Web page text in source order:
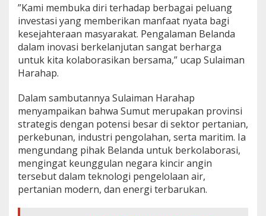
a
n
,
T
e
k
k
a
n
P
e
r
k
u
a
t
​”Kami membuka diri terhadap berbagai peluang
investasi yang memberikan manfaat nyata bagi
kesejahteraan masyarakat. Pengalaman Belanda
dalam inovasi berkelanjutan sangat berharga
untuk kita kolaborasikan bersama,” ucap Sulaiman
Harahap.
Dalam sambutannya Sulaiman Harahap
menyampaikan bahwa Sumut merupakan provinsi
strategis dengan potensi besar di sektor pertanian,
perkebunan, industri pengolahan, serta maritim. Ia
mengundang pihak Belanda untuk berkolaborasi,
mengingat keunggulan negara kincir angin
tersebut dalam teknologi pengelolaan air,
pertanian modern, dan energi terbarukan.